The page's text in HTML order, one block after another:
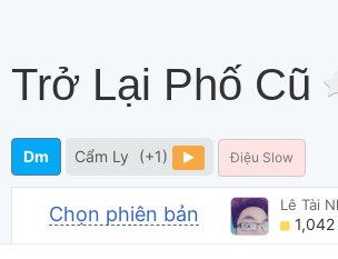
Trở Lại Phố Cũ
Dm Cẩm Ly (+1) Điệu Slow
Chọn phiên bản Lê Tài
1,042